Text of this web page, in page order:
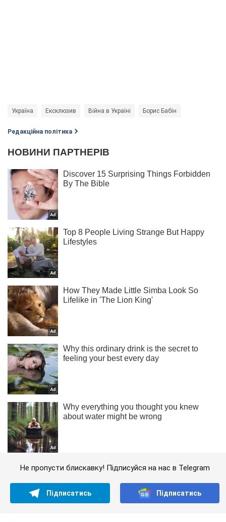
Україна Ексклюзив Війна в Україні Борис Бабін
Редакційна політика
Не пропусти блискавку! Підписуйся на нас в Telegram
Підписатись Підписатись